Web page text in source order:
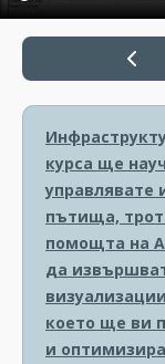
курса ще
управлявате
пътища,
помощта на
да
което ще ви
и